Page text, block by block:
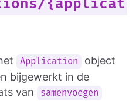
Application
object
bijgewerkt in de
van samenvoegen